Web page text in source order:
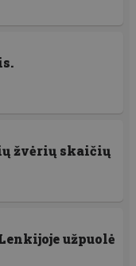
žvėrių skaičių
užpuolė